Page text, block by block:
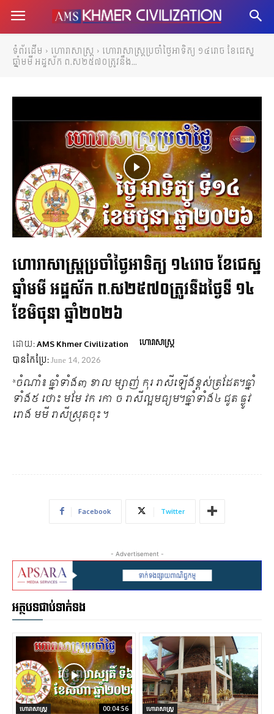
ទំព័រដើម ហោរាសាស្ត្រ ហោរាសាស្រ្តប្រចាំថ្ងៃអាទិត្យ ១៤រោច ខែជេស្ឋ
ឆ្នាំមមី អដ្ឋស័ក ព.ស២៥៧០ត្រូវនឹង...
ហោរាសាស្រ្តប្រចាំថ្ងៃអាទិត្យ ១៤រោច ខែជេស្ឋ
ឆ្នាំមមី អដ្ឋស័ក ព.ស២៥៧០ត្រូវនឹងថ្ងៃទី ១៤
ខែមិថុនា ឆ្នាំ២០២៦
ដោយ:AMS Khmer Civilization ហោរាសាស្ត្រ
បានកែប្រែ:June 14, 2026
*ចំណាំ៖ ឆ្នាំទាំង៣ ខាល ម្សាញ់ កុរ រាសីឡើងខ្ពស់ត្រដែត។ឆ្នាំ
ទាំង៥ ថោះ មមែ វក រកា ច រាសីល្អមធ្យម។ឆ្នាំទាំង៤ ជូត ឆ្លូវ
រោង មមី រាសីស្រុតចុះ ។
Facebook Twitter
- Advertisement -
អត្ថបទជាប់ទាក់ទង
ហោរាសាស្ត្រ 00:04:56 ហោរាសាស្ត្រ